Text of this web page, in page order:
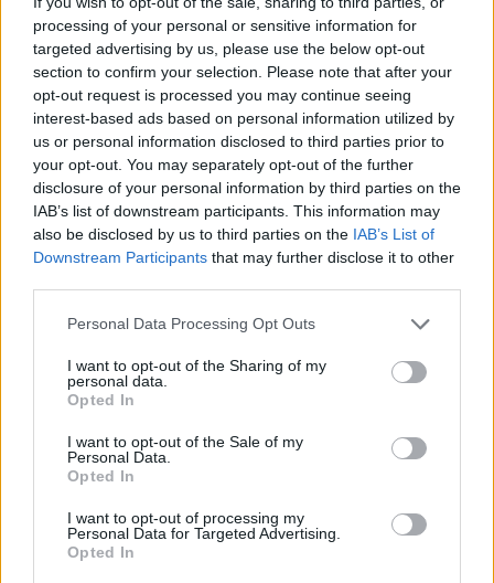
processing of your personal or sensitive information for
targeted advertising by us, please use the below opt-out
section to confirm your selection. Please note that after your
opt-out request is processed you may continue seeing
interest-based ads based on personal information utilized by
us or personal information disclosed to third parties prior to
your opt-out. You may separately opt-out of the further
disclosure of your personal information by third parties on the
IAB’s list of downstream participants. This information may
also be disclosed by us to third parties on the IAB’s List of
Downstream Participants that may further disclose it to other
Personal Data Processing Opt Outs
I want to opt-out of the Sharing of my
personal data.
Opted In
I want to opt-out of the Sale of my
Personal Data.
Opted In
I want to opt-out of processing my
Personal Data for Targeted Advertising.
Opted In